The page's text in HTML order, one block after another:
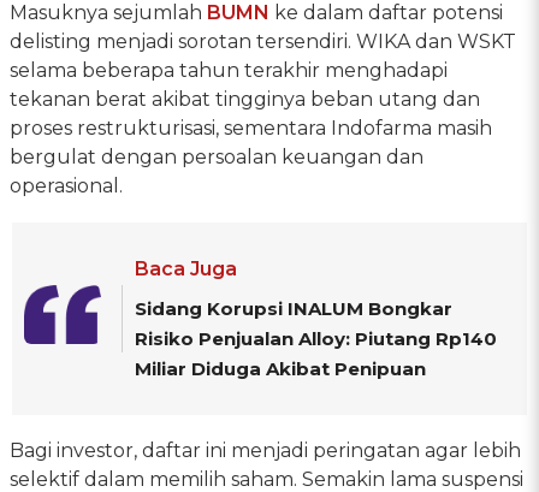
Masuknya sejumlah BUMN ke dalam daftar potensi
delisting menjadi sorotan tersendiri. WIKA dan WSKT
selama beberapa tahun terakhir menghadapi
tekanan berat akibat tingginya beban utang dan
proses restrukturisasi, sementara Indofarma masih
bergulat dengan persoalan keuangan dan
operasional.
Baca Juga
Sidang Korupsi INALUM Bongkar
Risiko Penjualan Alloy: Piutang Rp140
Miliar Diduga Akibat Penipuan
Bagi investor, daftar ini menjadi peringatan agar lebih
selektif dalam memilih saham. Semakin lama suspensi